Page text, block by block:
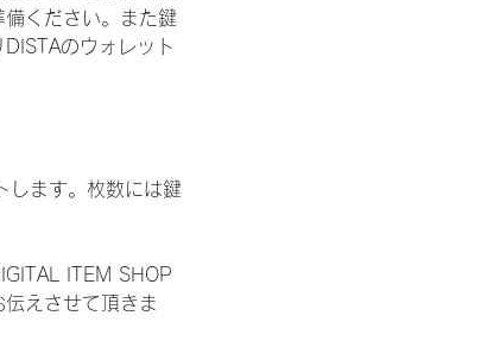
ください。また鍵
のウォレット
します。枚数には鍵
ITEM SHOP
えさせて頂きま